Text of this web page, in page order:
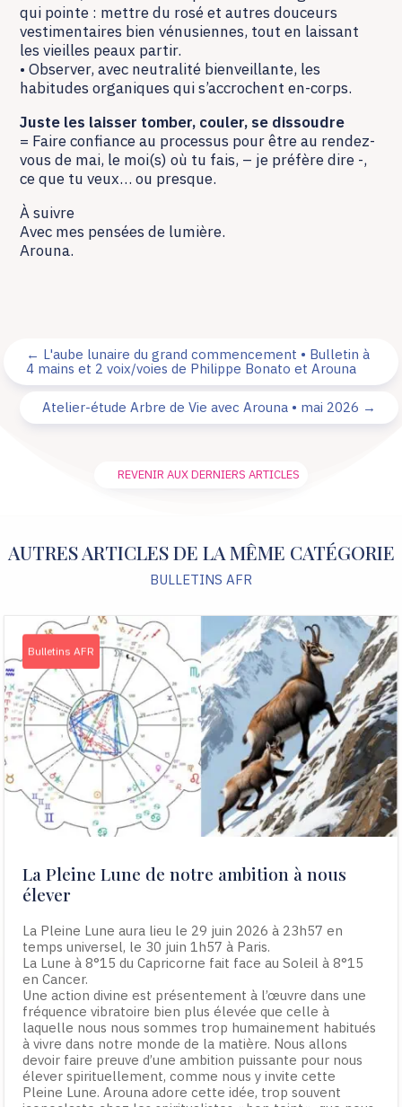
qui pointe : mettre du rosé et autres douceurs
vestimentaires bien vénusiennes, tout en laissant
les vieilles peaux partir.
• Observer, avec neutralité bienveillante, les
habitudes organiques qui s’accrochent en-corps.
Juste les laisser tomber, couler, se dissoudre
= Faire confiance au processus pour être au rendez-
vous de mai, le moi(s) où tu fais, – je préfère dire -,
ce que tu veux… ou presque.
À suivre
Avec mes pensées de lumière.
Arouna.
← L'aube lunaire du grand commencement • Bulletin à
4 mains et 2 voix/voies de Philippe Bonato et Arouna
Atelier-étude Arbre de Vie avec Arouna • mai 2026 →
REVENIR AUX DERNIERS ARTICLES
AUTRES ARTICLES DE LA MÊME CATÉGORIE
BULLETINS AFR
Bulletins AFR
La Pleine Lune de notre ambition à nous
élever
La Pleine Lune aura lieu le 29 juin 2026 à 23h57 en
temps universel, le 30 juin 1h57 à Paris.
La Lune à 8°15 du Capricorne fait face au Soleil à 8°15
en Cancer.
Une action divine est présentement à l’œuvre dans une
fréquence vibratoire bien plus élevée que celle à
laquelle nous nous sommes trop humainement habitués
à vivre dans notre monde de la matière. Nous allons
devoir faire preuve d’une ambition puissante pour nous
élever spirituellement, comme nous y invite cette
Pleine Lune. Arouna adore cette idée, trop souvent